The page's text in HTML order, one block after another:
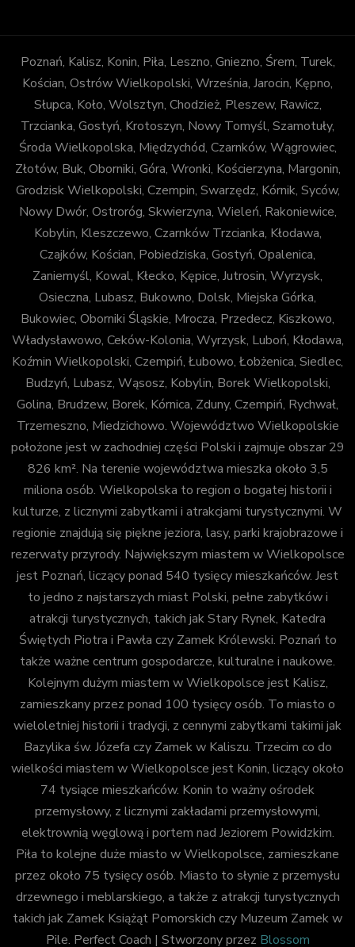
Poznań, Kalisz, Konin, Piła, Leszno, Gniezno, Śrem, Turek,
Kościan, Ostrów Wielkopolski, Września, Jarocin, Kępno,
Słupca, Koło, Wolsztyn, Chodzież, Pleszew, Rawicz,
Trzcianka, Gostyń, Krotoszyn, Nowy Tomyśl, Szamotuły,
Środa Wielkopolska, Międzychód, Czarnków, Wągrowiec,
Złotów, Buk, Oborniki, Góra, Wronki, Kościerzyna, Margonin,
Grodzisk Wielkopolski, Czempin, Swarzędz, Kórnik, Syców,
Nowy Dwór, Ostroróg, Skwierzyna, Wieleń, Rakoniewice,
Kobylin, Kleszczewo, Czarnków Trzcianka, Kłodawa,
Czajków, Kościan, Pobiedziska, Gostyń, Opalenica,
Zaniemyśl, Kowal, Kłecko, Kępice, Jutrosin, Wyrzysk,
Osieczna, Lubasz, Bukowno, Dolsk, Miejska Górka,
Bukowiec, Oborniki Śląskie, Mrocza, Przedecz, Kiszkowo,
Władysławowo, Ceków-Kolonia, Wyrzysk, Luboń, Kłodawa,
Koźmin Wielkopolski, Czempiń, Łubowo, Łobżenica, Siedlec,
Budzyń, Lubasz, Wąsosz, Kobylin, Borek Wielkopolski,
Golina, Brudzew, Borek, Kórnica, Zduny, Czempiń, Rychwał,
Trzemeszno, Miedzichowo. Województwo Wielkopolskie
położone jest w zachodniej części Polski i zajmuje obszar 29
826 km². Na terenie województwa mieszka około 3,5
miliona osób. Wielkopolska to region o bogatej historii i
kulturze, z licznymi zabytkami i atrakcjami turystycznymi. W
regionie znajdują się piękne jeziora, lasy, parki krajobrazowe i
rezerwaty przyrody. Największym miastem w Wielkopolsce
jest Poznań, liczący ponad 540 tysięcy mieszkańców. Jest
to jedno z najstarszych miast Polski, pełne zabytków i
atrakcji turystycznych, takich jak Stary Rynek, Katedra
Świętych Piotra i Pawła czy Zamek Królewski. Poznań to
także ważne centrum gospodarcze, kulturalne i naukowe.
Kolejnym dużym miastem w Wielkopolsce jest Kalisz,
zamieszkany przez ponad 100 tysięcy osób. To miasto o
wieloletniej historii i tradycji, z cennymi zabytkami takimi jak
Bazylika św. Józefa czy Zamek w Kaliszu. Trzecim co do
wielkości miastem w Wielkopolsce jest Konin, liczący około
74 tysiące mieszkańców. Konin to ważny ośrodek
przemysłowy, z licznymi zakładami przemysłowymi,
elektrownią węglową i portem nad Jeziorem Powidzkim.
Piła to kolejne duże miasto w Wielkopolsce, zamieszkane
przez około 75 tysięcy osób. Miasto to słynie z przemysłu
drzewnego i meblarskiego, a także z atrakcji turystycznych
takich jak Zamek Książąt Pomorskich czy Muzeum Zamek w
Pile. Perfect Coach | Stworzony przez Blossom